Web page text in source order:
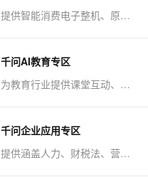
提供智能消费电子整机、原子能力等AI方案
千问AI教育专区
为教育行业提供课堂互动、课程制作等AI方案
千问企业应用专区
提供涵盖人力、财税法、营销、客服等AI方案